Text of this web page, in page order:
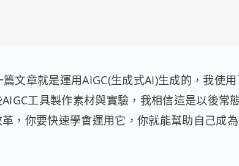
文章就是運用AIGC(生成式AI)生成的，我使用
工具製作素材與實驗，我相信這是以後常
，你要快速學會運用它，你就能幫助自己成